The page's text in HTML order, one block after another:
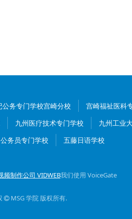
公务专门学校宫崎分校 宫崎福祉医科
九州医疗技术专门学校
九州工业
务员专门学校
五藤日语学校
频制作公司 VIDWEB我们使用 VoiceGate
MSG 学院 版权所有.